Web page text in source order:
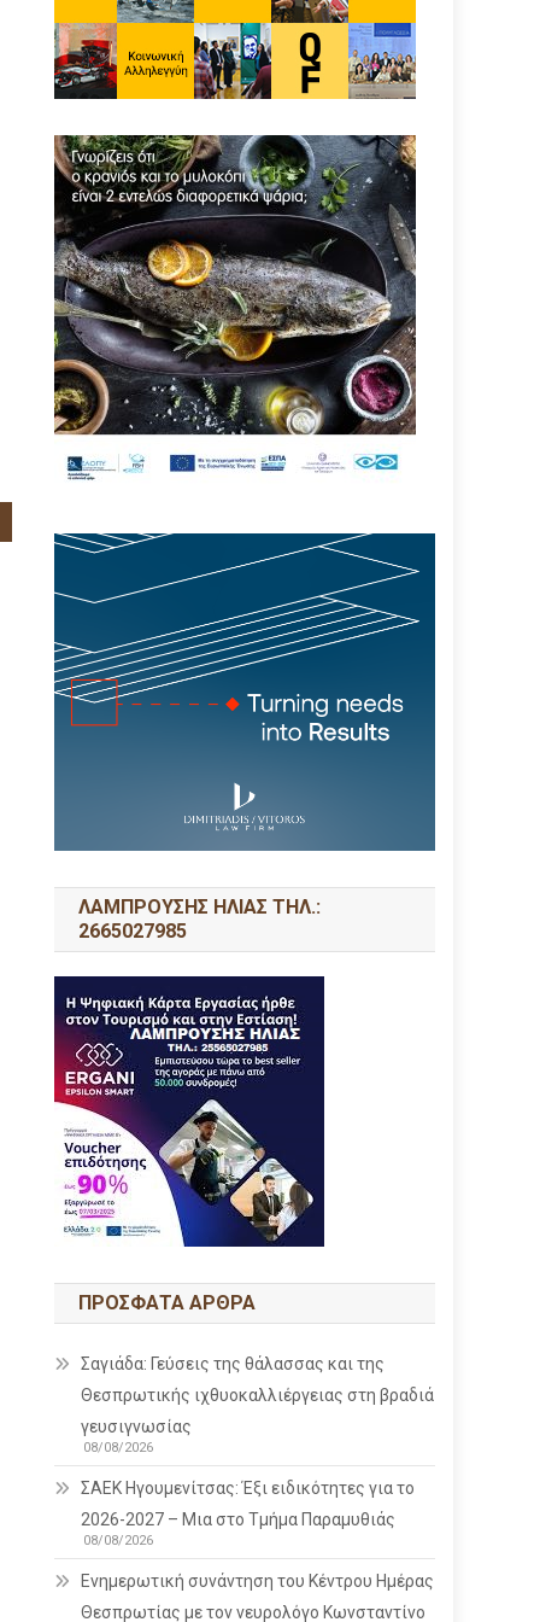
ΛΑΜΠΡΟΥΣΗΣ ΗΛΙΑΣ ΤΗΛ.:
2665027985
ΠΡΌΣΦΑΤΑ ΆΡΘΡΑ
Σαγιάδα: Γεύσεις της θάλασσας και της
Θεσπρωτικής ιχθυοκαλλιέργειας στη βραδιά
γευσιγνωσίας
08/08/2026
ΣΑΕΚ Ηγουμενίτσας: Έξι ειδικότητες για το
2026-2027 – Μια στο Τμήμα Παραμυθιάς
08/08/2026
Ενημερωτική συνάντηση του Κέντρου Ημέρας
Θεσπρωτίας με τον νευρολόγο Κωνσταντίνο